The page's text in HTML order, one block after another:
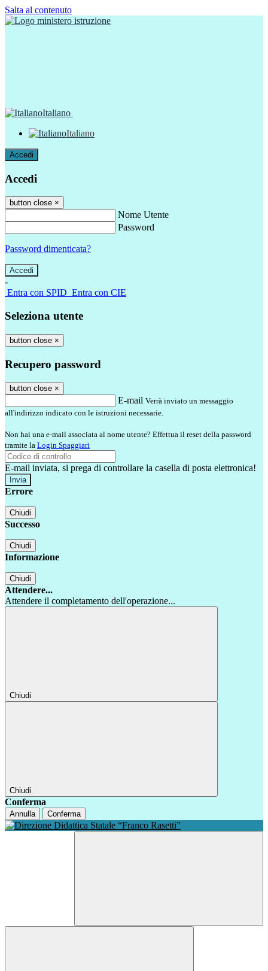
Salta al contenuto
Italiano
Italiano
Accedi
Accedi
button close ×
Nome Utente
Password
Password dimenticata?
-
Entra con SPID Entra con CIE
Seleziona utente
button close ×
Recupero password
button close ×
E-mail Verrà inviato un messaggio
all'indirizzo indicato con le istruzioni necessarie.
Non hai una e-mail associata al nome utente? Effettua il reset della password
tramite la Login Spaggiari
E-mail inviata, si prega di controllare la casella di posta elettronica!
Errore
Chiudi
Successo
Chiudi
Informazione
Chiudi
Attendere...
Attendere il completamento dell'operazione...
Chiudi
Chiudi
Conferma
Annulla Conferma